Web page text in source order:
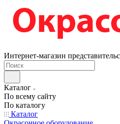
Интернет-магазин
Каталог
По всему сайту
По каталогу
Каталог